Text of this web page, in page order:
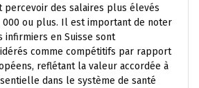
percevoir des salaires plus élevés
000 ou plus. Il est important de noter
infirmiers en Suisse sont
comme compétitifs par rapport
reflétant la valeur accordée à
dans le système de santé